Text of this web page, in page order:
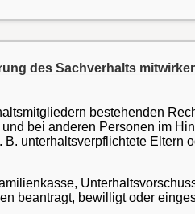
des Sachverhalts
bestehenden
bei anderen Personen im
unterhaltsverpflichtete Eltern
beantragt, bewilligt oder